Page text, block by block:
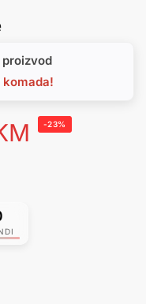
komada!
-23%